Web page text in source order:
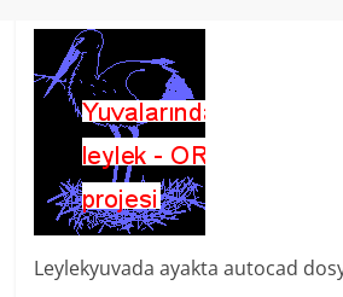
Leylekyuvada ayakta autocad